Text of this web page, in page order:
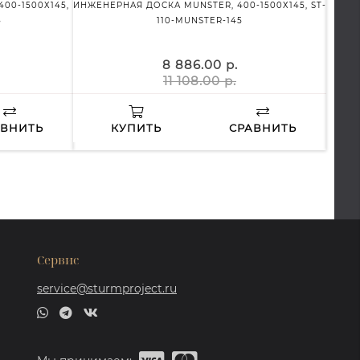
1500Х145,
ИНЖЕНЕРНАЯ ДОСКА MUNSTER, 400-1500Х145, ST-
110-MUNSTER-145
8 886.00 р.
11 108.00 р.
КУПИТЬ СРАВНИТЬ
Сервис
service@sturmproject.ru